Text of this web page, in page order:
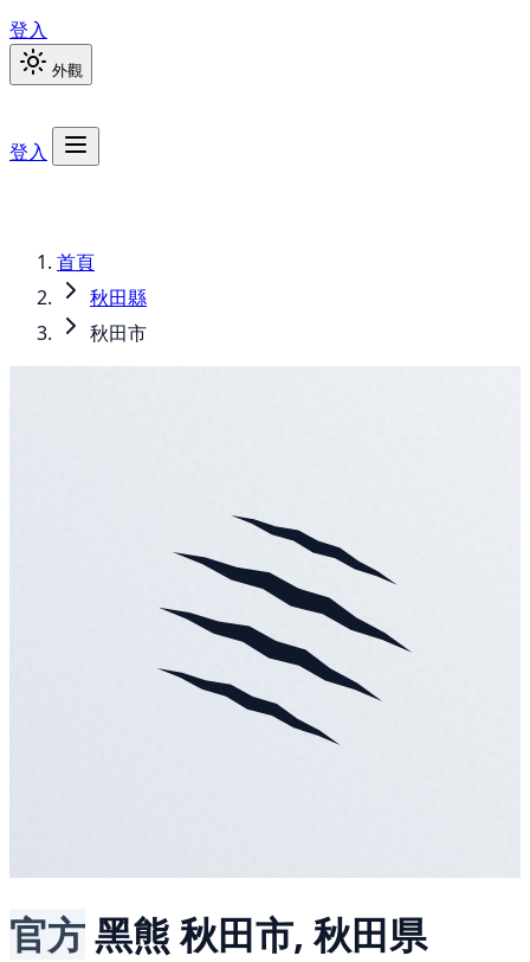
登入
外觀
登入
首頁
秋田縣
秋田市
官方黑熊 秋田市, 秋田県